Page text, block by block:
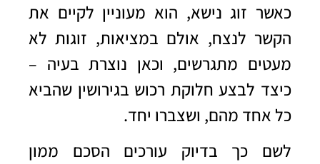
כאשר זוג נישא, הוא מעוניין לקיים את
הקשר לנצח, אולם במציאות, זוגות לא
מעטים מתגרשים, וכאן נוצרת בעיה –
כיצד לבצע חלוקת רכוש בגירושין שהביא
כל אחד מהם, ושצברו יחד.
לשם כך בדיוק עורכים הסכם ממון